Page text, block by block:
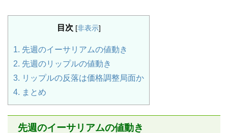
目次 [非表示]
1. 先週のイーサリアムの値動き
2. 先週のリップルの値動き
3. リップルの反落は価格調整局面か
4. まとめ
先週のイーサリアムの値動き